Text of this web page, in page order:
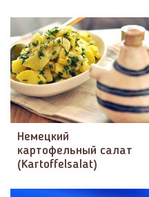
Немецкий
картофельный салат
(Kartoffelsalat)